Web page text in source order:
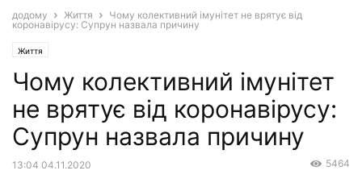
додому Життя
Чому колективний імунітет не врятує від
коронавірусу: Супрун назвала причину
Життя
Чому колективний імунітет
не врятує від коронавірусу:
Супрун назвала причину
13:04 04.11.2020 5464